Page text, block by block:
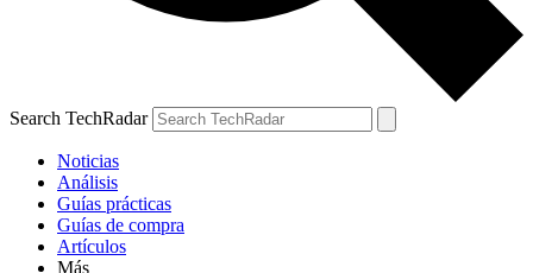
Search TechRadar
Noticias
Análisis
Guías prácticas
Guías de compra
Artículos
Más